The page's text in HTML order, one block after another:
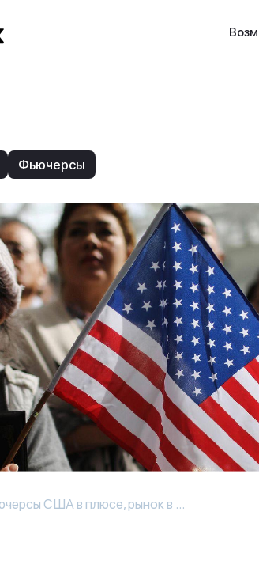
3.25% Торговые идеи
Контакты
Страхование
Фьючерсы
США в плюсе, рынок в ...
чтобы